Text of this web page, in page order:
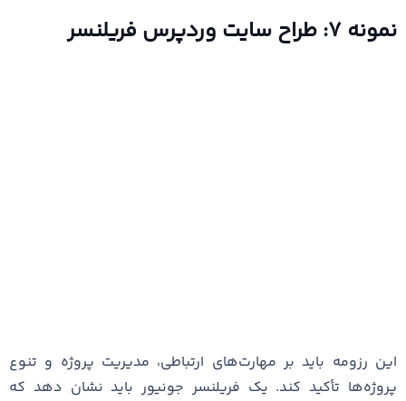
نمونه ۷: طراح سایت وردپرس فریلنسر
این رزومه باید بر مهارت‌های ارتباطی، مدیریت پروژه و تنوع
پروژه‌ها تأکید کند. یک فریلنسر جونیور باید نشان دهد که